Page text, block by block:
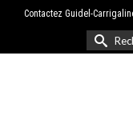
Contactez Guidel-